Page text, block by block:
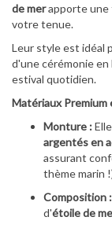
de merapporte une
votre tenue.
Leur style est idéal
d'une cérémonie en
estival quotidien.
Matériaux
Monture :
argentés en
assurant
thème marin
Composition :
d'étoile de